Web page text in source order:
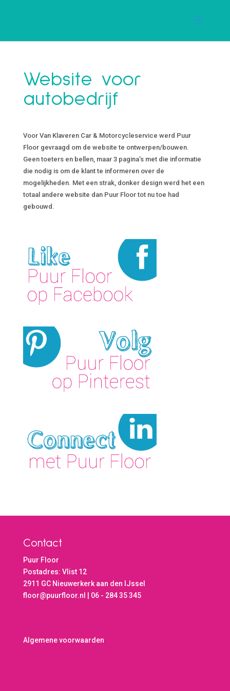
Website voor
autobedrijf
Voor Van Klaveren Car & Motorcycleservice werd Puur
Floor gevraagd om de website te ontwerpen/bouwen.
Geen toeters en bellen, maar 3 pagina’s met die informatie
die nodig is om de klant te informeren over de
mogelijkheden. Met een strak, donker design werd het een
totaal andere website dan Puur Floor tot nu toe had
gebouwd.
Contact
Puur Floor
Postadres: Vlist 12
2911 GC Nieuwerkerk aan den IJssel
floor@puurfloor.nl | 06 - 284 35 345
Algemene voorwaarden